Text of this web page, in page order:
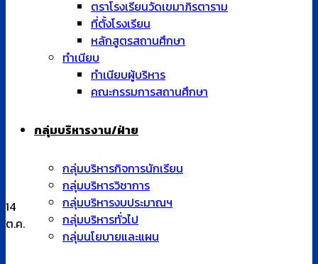
กลุ่มบริหารงาน/ฝ่าย
กลุ่มบริหารกิจการนักเรียน
กลุ่มบริหารวิชาการ
กลุ่มบริหารงบประมาณฯ
กลุ่มบริหารทั่วไป
ฝ่ายบริหาร
ข้อมูลผู้บริหาร
กลุ่มบริหารงบประมานสินทรัพย์ และบุคลากร
กลุ่มบริหารวิชาการ